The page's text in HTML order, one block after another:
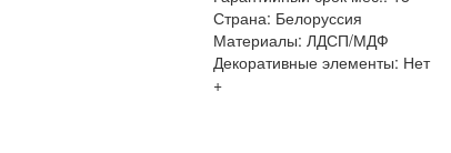
Страна: Белоруссия
Материалы: ЛДСП/МДФ
Декоративные элементы: Нет
+